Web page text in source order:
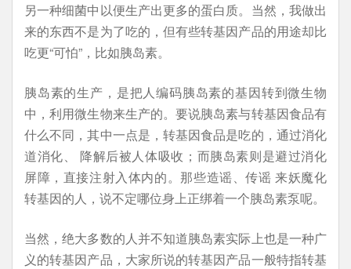
另一种细菌中以便生产出更多的蛋白质。当然，我做出
来的东西不是为了吃的，但有些转基因产品的用途却比
吃更“可怕”，比如胰岛素。
胰岛素的生产，是把人编码胰岛素的基因转到微生物
中，利用微生物来生产的。要说胰岛素与转基因食品有
什么不同，其中一点是，转基因食品是吃的，通过消化
道消化、 降解后被人体吸收；而胰岛素则是避过消化
屏障，直接注射入体内的。那些造谣、传谣 来妖魔化
转基因的人，说不定哪位身上正绑着一个胰岛素泵呢。
当然，绝大多数的人并不知道胰岛素实际上也是一种广
义的转基因产品，大家所说的转基因产品一般特指转基